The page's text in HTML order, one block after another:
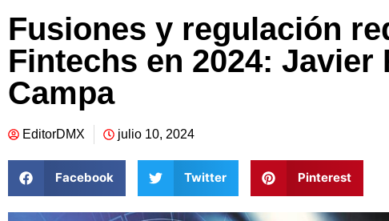
Fusiones y regulación
Fintechs en 2024: Javier
Campa
EditorDMX julio 10, 2024
Facebook Twitter Pinterest